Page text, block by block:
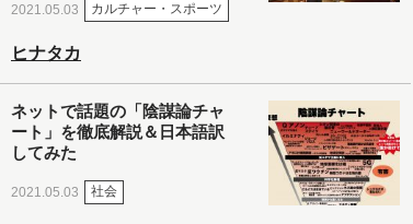
2021.05.03 カルチャー・スポーツ
ヒナタカ
ネットで話題の「陰謀論チャ
ート」を徹底解説＆日本語訳
してみた
2021.05.03 社会